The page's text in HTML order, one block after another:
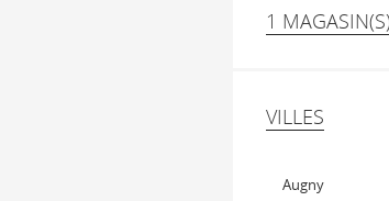
1
VILLES
Augny